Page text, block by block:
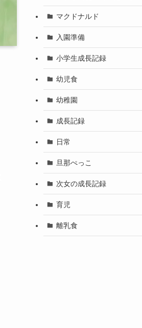
マクドナルド
入園準備
小学生成長記録
幼児食
幼稚園
成長記録
日常
旦那ぺっこ
次女の成長記録
育児
離乳食